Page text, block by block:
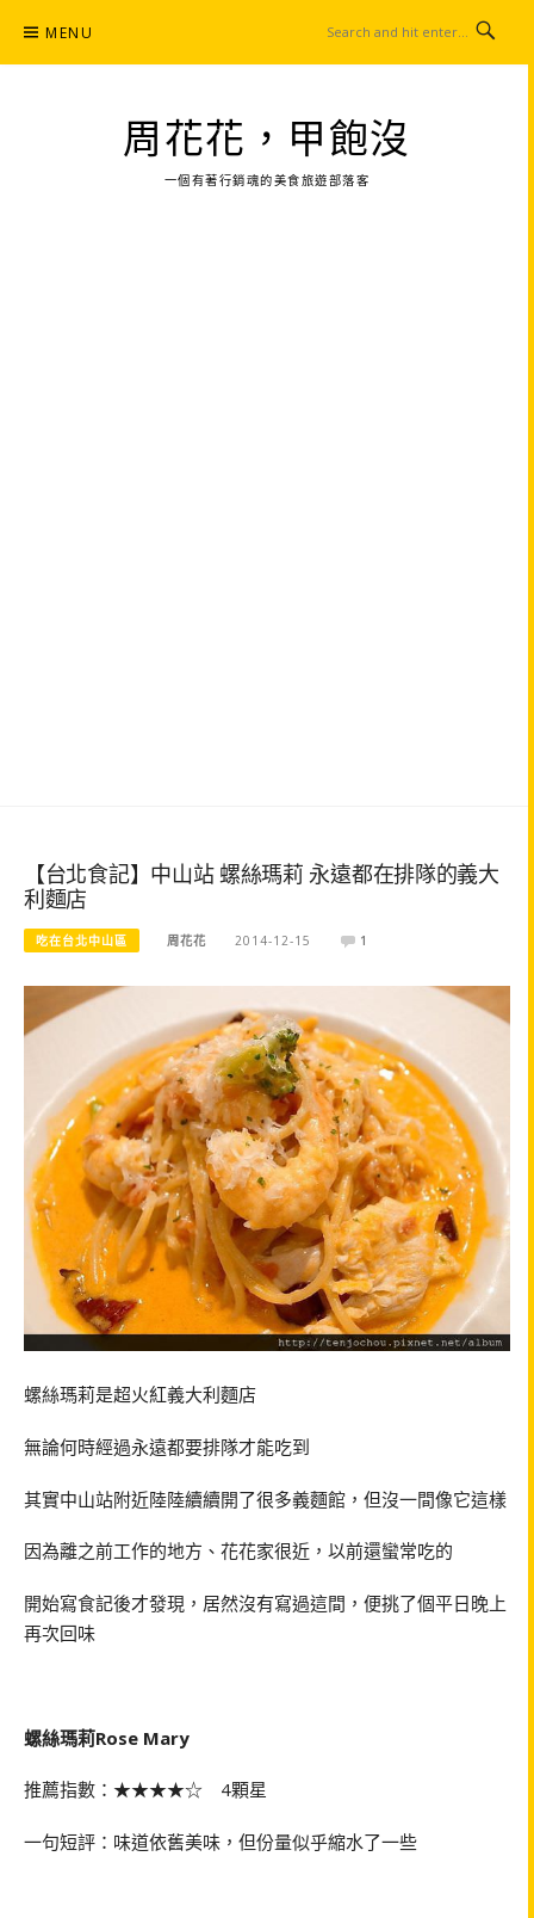
content
MENU
周花花，甲飽沒
一個有著行銷魂的美食旅遊部落客
【台北食記】中山站 螺絲瑪莉 永遠都在排隊的義大
利麵店
吃在台北中山區 周花花 2014-12-15 1
螺絲瑪莉是超火紅義大利麵店
無論何時經過永遠都要排隊才能吃到
其實中山站附近陸陸續續開了很多義麵館，但沒一間像它這樣
因為離之前工作的地方、花花家很近，以前還蠻常吃的
開始寫食記後才發現，居然沒有寫過這間，便挑了個平日晚上
再次回味
螺絲瑪莉Rose Mary
推薦指數：★★★★☆ 4顆星
一句短評：味道依舊美味，但份量似乎縮水了一些